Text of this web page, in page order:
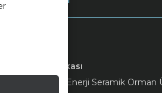
ve Çerez Politikası
Turizm Enerji Seramik Orman